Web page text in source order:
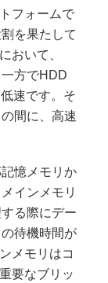
フォームで
を果たして
おいて、
方でHDD
速です。そ
間に、高速
憶メモリか
インメモリ
る際にデー
待機時間が
メモリはコ
要なブリッ